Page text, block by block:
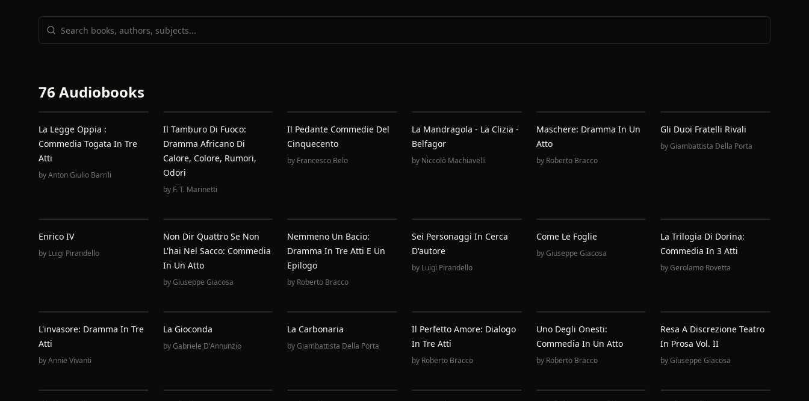
76 Audiobooks
La Legge Oppia :
Commedia Togata In Tre
Atti
byAnton Giulio Barrili
Il Tamburo Di Fuoco:
Dramma Africano Di
Calore, Colore, Rumori,
Odori
by F. T. Marinetti
Il Pedante Commedie Del
Cinquecento
by Francesco Belo
La Mandragola - La Clizia -
Belfagor
by Niccolò Machiavelli
Maschere: Dramma In Un
Atto
by Roberto Bracco
Gli Duoi Fratelli Rivali
byGiambattista Della Porta
Enrico IV
by Luigi Pirandello
Non Dir Quattro Se Non
L'hai Nel Sacco: Commedia
In Un Atto
byGiuseppe Giacosa
Nemmeno Un Bacio:
Dramma In Tre Atti E Un
Epilogo
by Roberto Bracco
Sei Personaggi In Cerca
D'autore
by Luigi Pirandello
Come Le Foglie
byGiuseppe Giacosa
La Trilogia Di Dorina:
Commedia In 3 Atti
byGerolamo Rovetta
L'invasore: Dramma In Tre
Atti
byAnnie Vivanti
La Gioconda
byGabriele D'Annunzio
La Carbonaria
byGiambattista Della Porta
Il Perfetto Amore: Dialogo
In Tre Atti
by Roberto Bracco
Uno Degli Onesti:
Commedia In Un Atto
by Roberto Bracco
Resa A Discrezione Teatro
In Prosa Vol. II
byGiuseppe Giacosa